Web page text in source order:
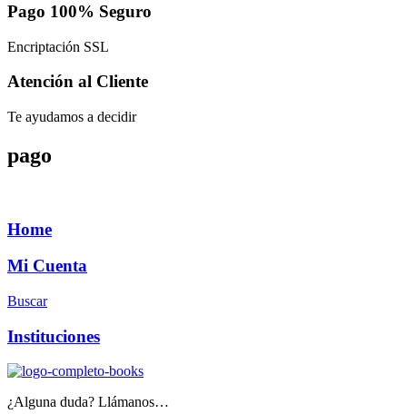
Pago 100% Seguro
Encriptación SSL
Atención al Cliente
Te ayudamos a decidir
pago
Home
Mi Cuenta
Buscar
Instituciones
¿Alguna duda? Llámanos…